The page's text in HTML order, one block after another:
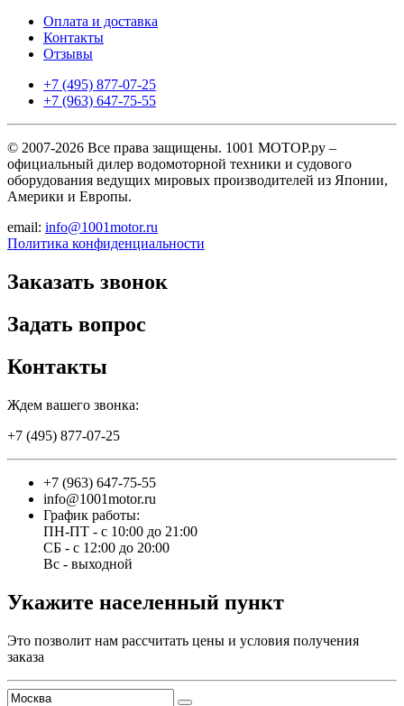
Оплата и доставка
Контакты
Отзывы
+7 (495) 877-07-25
+7 (963) 647-75-55
© 2007-2026 Все права защищены. 1001 МОТОР.ру –
официальный дилер водомоторной техники и судового
оборудования ведущих мировых производителей из Японии,
Америки и Европы.
email: info@1001motor.ru
Политика конфиденциальности
Заказать звонок
Задать вопрос
Контакты
Ждем вашего звонка:
+7 (495) 877-07-25
+7 (963) 647-75-55
info@1001motor.ru
График работы:
ПН-ПТ - с 10:00 до 21:00
СБ - с 12:00 до 20:00
Вс - выходной
Укажите населенный пункт
Это позволит нам рассчитать цены и условия получения
заказа